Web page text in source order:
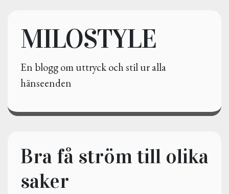
MILOSTYLE
En blogg om uttryck och stil ur alla
hänseenden
Bra få ström till olika
saker